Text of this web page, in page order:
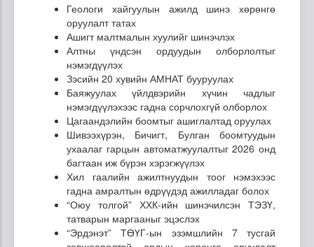
Геологи хайгуулын ажилд шинэ хөрөнгө
оруулалт татах
Ашигт малтмалын хуулийг шинэчлэх
Алтны үндсэн ордуудын олборлолтыг
нэмэгдүүлэх
Зэсийн 20 хувийн АМНАТ бууруулах
Баяжуулах үйлдвэрийн хүчин чадлыг
нэмэгдүүлэхээс гадна сорчлохгүй олборлох
Цагаандэлийн боомтыг ашиглалтад оруулах
Шивээхүрэн, Бичигт, Булган боомтуудын
ухаалаг гарцын автоматжуулалтыг 2026 онд
багтаан иж бүрэн хэрэгжүүлэх
Хил гаалийн ажилтнуудын тоог нэмэхээс
гадна амралтын өдрүүдэд ажилладаг болох
“Оюу толгой” ХХК-ийн шинэчилсэн ТЭЗҮ,
татварын маргааныг эцэслэх
“Эрдэнэт” ТӨҮГ-ын эзэмшлийн 7 тусгай